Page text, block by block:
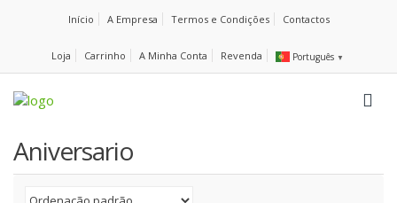
Início A Empresa Termos e Condições Contactos
Loja Carrinho A Minha Conta Revenda Português ▼
Aniversario